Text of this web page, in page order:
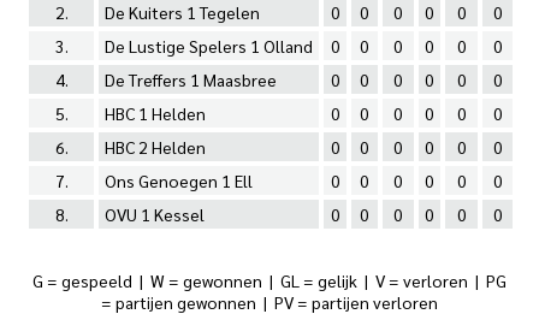
2.
De Kuiters 1 Tegelen 0 0 0 0 0 0
3.
De Lustige Spelers 1 Olland 0 0 0 0 0 0
4.
De Treffers 1 Maasbree 0 0 0 0 0 0
5.
HBC 1 Helden 0 0 0 0 0 0
6.
HBC 2 Helden 0 0 0 0 0 0
7.
Ons Genoegen 1 Ell 0 0 0 0 0 0
8.
OVU 1 Kessel 0 0 0 0 0 0
G = gespeeld | W = gewonnen | GL = gelijk | V = verloren | PG
= partijen gewonnen | PV = partijen verloren